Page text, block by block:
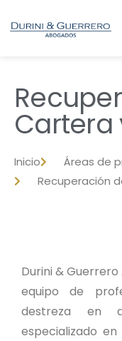
Cartera
Inicio
Áreas de
Recuperación
Durini &
equipo de
destreza en
especializado